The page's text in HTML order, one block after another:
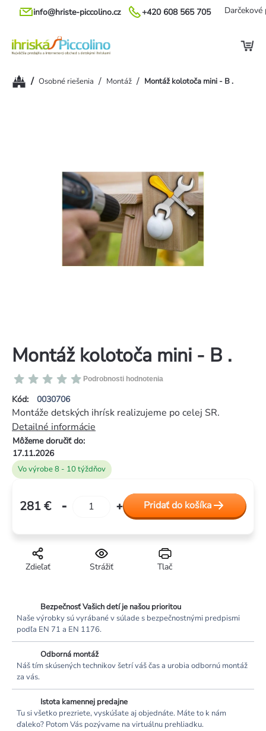
Prejsť
+420 608 565 705
info@hriste-piccolino.cz Darčekové
Domov
/ Osobné riešenia / Montáž / Montáž kolotoča mini - B .
Montáž kolotoča mini - B .
Kód: 0030706
Priemerné
hodnotenie
produktu
je
0,0
z
5
hviezdičiek.
Podrobnosti hodnotenia
Vo výrobe 8 - 10 týždňov
Môžeme doručiť do:
17.11.2026
Montáže detských ihrísk realizujeme po celej SR.
Detailné informácie
Tlač
Strážiť
Zdieľať
281 €
Jednotková
Pridať do košíka
Bezpečnosť Vašich detí je našou prioritou
Naše výrobky sú vyrábané v súlade s bezpečnostnými predpismi
podľa EN 71 a EN 1176.
Odborná montáž
Náš tím skúsených technikov šetrí váš čas a urobia odbornú montáž
za vás.
Istota kamennej predajne
Tu si všetko prezriete, vyskúšate aj objednáte. Máte to k nám
ďaleko? Potom Vás pozývame na virtuálnu prehliadku.